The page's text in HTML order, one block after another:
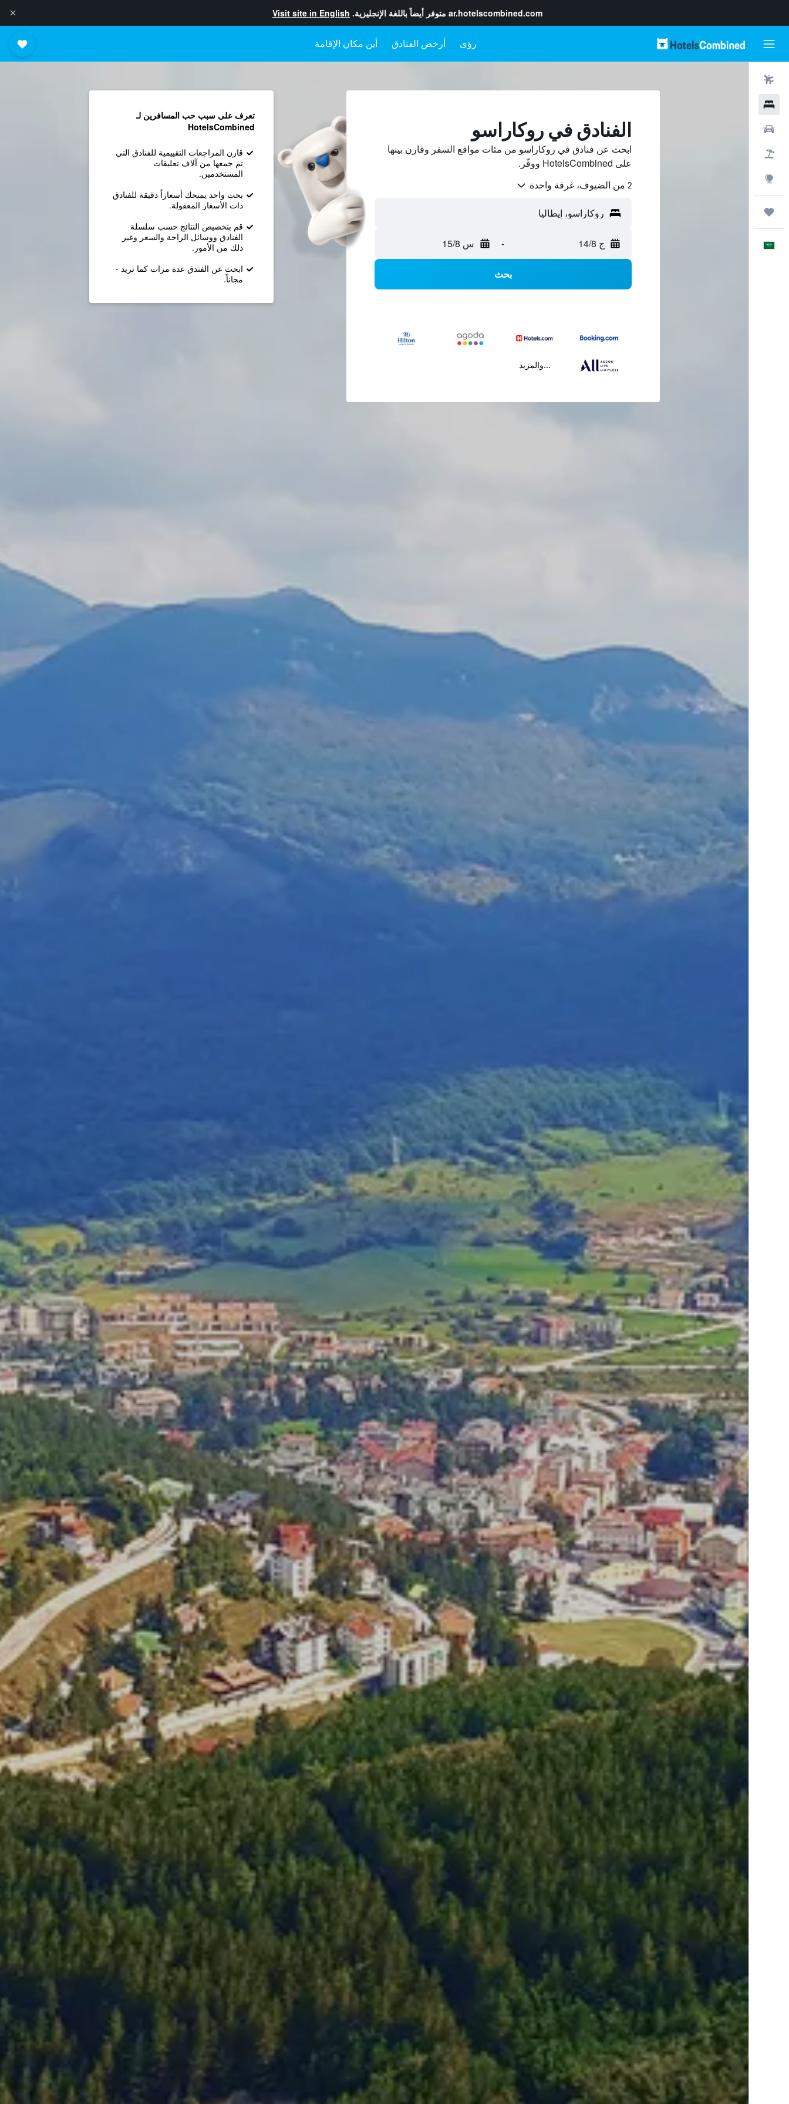
ar.hotelscombined.com متوفر أيضاً باللغة الإنجليزية. Visit site in English
رؤى أرخص الفنادق أين مكان الإقامة
الفنادق في روكاراسو
ابحث عن فنادق في روكاراسو من مئات مواقع السفر وقارن بينها
على HotelsCombined ووفّر.
2 من الضيوف، غرفة واحدة
ج 14/8 - س 15/8
بحث
...والمزيد
تعرف على سبب حب المسافرين لـ
HotelsCombined
قارن المراجعات التقييمية للفنادق التي
تم جمعها من آلاف تعليقات
المستخدمين.
بحث واحد يمنحك أسعاراً دقيقة للفنادق
ذات الأسعار المعقولة.
قم بتخصيص النتائج حسب سلسلة
الفنادق ووسائل الراحة والسعر وغير
ذلك من الأمور.
ابحث عن الفندق عدة مرات كما تريد -
مجاناً.